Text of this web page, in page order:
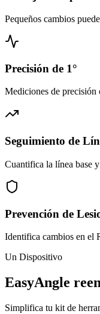
Pequeños cambios
Precisión de 1°
Mediciones de
Seguimiento de
Cuantifica la línea base
Prevención de
Identifica cambios en el
Un Dispositivo
EasyAngle
Simplifica tu kit de